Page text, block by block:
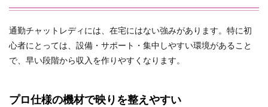
通勤チャットレディには、在宅にはない強みがあります。特に初
心者にとっては、設備・サポート・集中しやすい環境があること
で、早い段階から収入を作りやすくなります。
プロ仕様の機材で映りを整えやすい